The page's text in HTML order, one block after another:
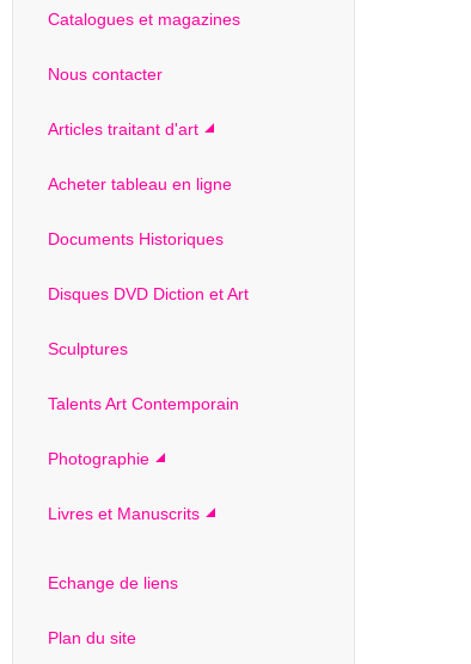
Catalogues et magazines
Nous contacter
Articles traitant d'art
Acheter tableau en ligne
Documents Historiques
Disques DVD Diction et Art
Sculptures
Talents Art Contemporain
Photographie
Livres et Manuscrits
Echange de liens
Plan du site